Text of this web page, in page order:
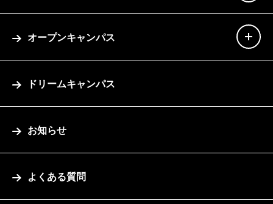
オープンキャンパス
ドリームキャンパス
お知らせ
よくある質問